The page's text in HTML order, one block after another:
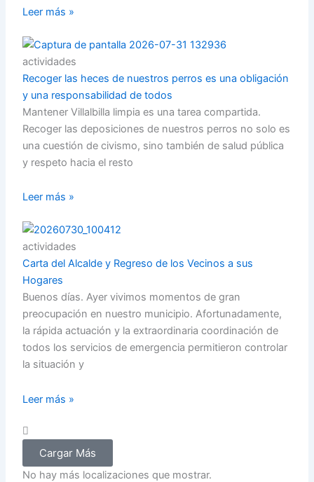
Leer más »
actividades
Recoger las heces de nuestros perros es una obligación
y una responsabilidad de todos
Mantener Villalbilla limpia es una tarea compartida.
Recoger las deposiciones de nuestros perros no solo es
una cuestión de civismo, sino también de salud pública
y respeto hacia el resto
Leer más »
actividades
Carta del Alcalde y Regreso de los Vecinos a sus
Hogares
Buenos días. Ayer vivimos momentos de gran
preocupación en nuestro municipio. Afortunadamente,
la rápida actuación y la extraordinaria coordinación de
todos los servicios de emergencia permitieron controlar
la situación y
Leer más »
Cargar Más
No hay más localizaciones que mostrar.